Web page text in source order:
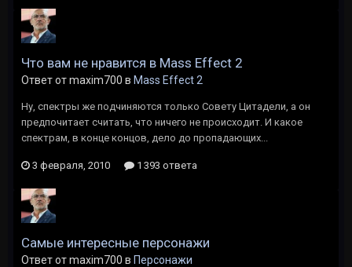
Что вам не нравится в Mass Effect 2
Ответ от maxim700 в Mass Effect 2
Ну, спектры же подчиняются только Совету Цитадели, а он
предпочитает считать, что ничего не происходит. И какое
спектрам, в конце концов, дело до пропадающих...
3 февраля, 2010 1 393 ответа
Cамые интересные персонажи
Ответ от maxim700 в Персонажи